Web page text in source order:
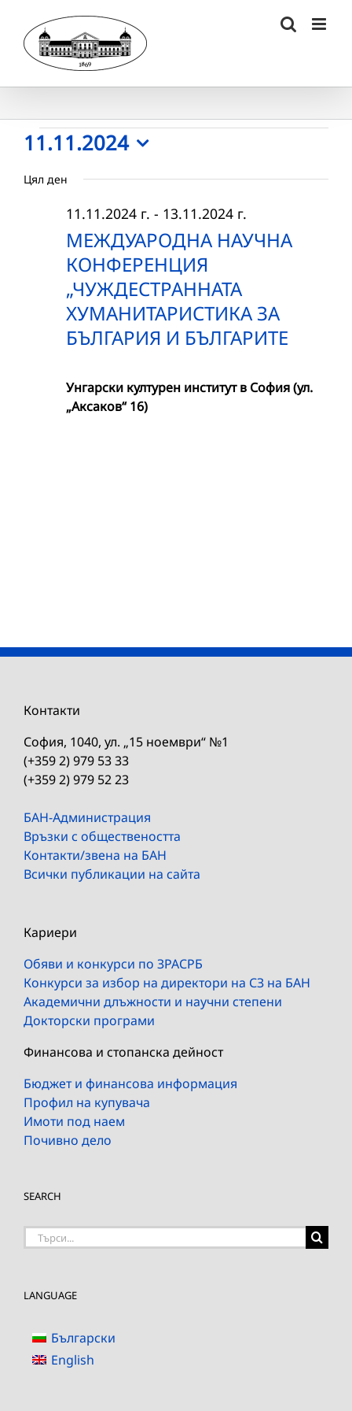
content
Събития
for
11.11.2024
11.11.2024
date.
Цял ден
МЕЖДУАРОДНА НАУЧНА
КОНФЕРЕНЦИЯ
„ЧУЖДЕСТРАННАТА
ХУМАНИТАРИСТИКА ЗА
БЪЛГАРИЯ И БЪЛГАРИТЕ
11.11.2024 г. - 13.11.2024 г.
Унгарски културен институт в София (ул.
„Аксаков“ 16)
Контакти
София, 1040, ул. „15 ноември“ №1
(+359 2) 979 53 33
(+359 2) 979 52 23
БАН-Администрация
Връзки с обществеността
Контакти/звена на БАН
Всички публикации на сайта
Кариери
Обяви и конкурси по ЗРАСРБ
Конкурси за избор на директори на СЗ на БАН
Академични длъжности и научни степени
Докторски програми
Финансова и стопанска дейност
Бюджет и финансова информация
Профил на купувача
Имоти под наем
Почивно дело
SEARCH
Търсене
LANGUAGE
Български
English